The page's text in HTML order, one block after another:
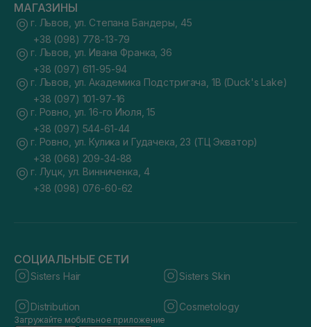
МАГАЗИНЫ
г. Львов, ул. Степана Бандеры, 45
+38 (098) 778-13-79
г. Львов, ул. Ивана Франка, 36
+38 (097) 611-95-94
г. Львов, ул. Академика Подстригача, 1В (Duck's Lake)
+38 (097) 101-97-16
г. Ровно, ул. 16-го Июля, 15
+38 (097) 544-61-44
г. Ровно, ул. Кулика и Гудачека, 23 (ТЦ Экватор)
+38 (068) 209-34-88
г. Луцк, ул. Винниченка, 4
+38 (098) 076-60-62
СОЦИАЛЬНЫЕ СЕТИ
Sisters Hair Sisters Skin
Distribution Cosmetology
Загружайте мобильное приложение